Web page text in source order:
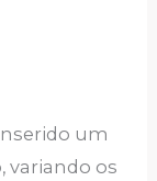
um
variando os